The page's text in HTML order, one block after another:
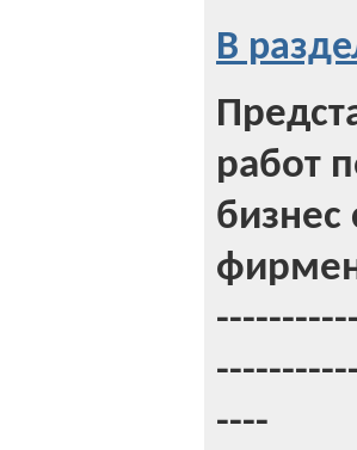
В
работ
бизнес
----